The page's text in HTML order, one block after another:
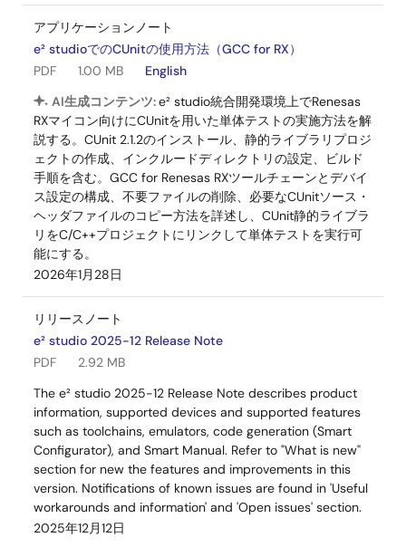
アプリケーションノート
e² studioでのCUnitの使用方法（GCC for RX）
PDF
1.00 MB
English
AI生成コンテンツ:e² studio統合開発環境上でRenesas
RXマイコン向けにCUnitを用いた単体テストの実施方法を解
説する。CUnit 2.1.2のインストール、静的ライブラリプロジ
ェクトの作成、インクルードディレクトリの設定、ビルド
手順を含む。GCC for Renesas RXツールチェーンとデバイ
ス設定の構成、不要ファイルの削除、必要なCUnitソース・
ヘッダファイルのコピー方法を詳述し、CUnit静的ライブラ
リをC/C++プロジェクトにリンクして単体テストを実行可
能にする。
2026年1月28日
リリースノート
e² studio 2025-12 Release Note
PDF
2.92 MB
The e² studio 2025-12 Release Note describes product
information, supported devices and supported features
such as toolchains, emulators, code generation (Smart
Configurator), and Smart Manual. Refer to "What is new"
section for new the features and improvements in this
version. Notifications of known issues are found in 'Useful
workarounds and information' and 'Open issues' section.
2025年12月12日